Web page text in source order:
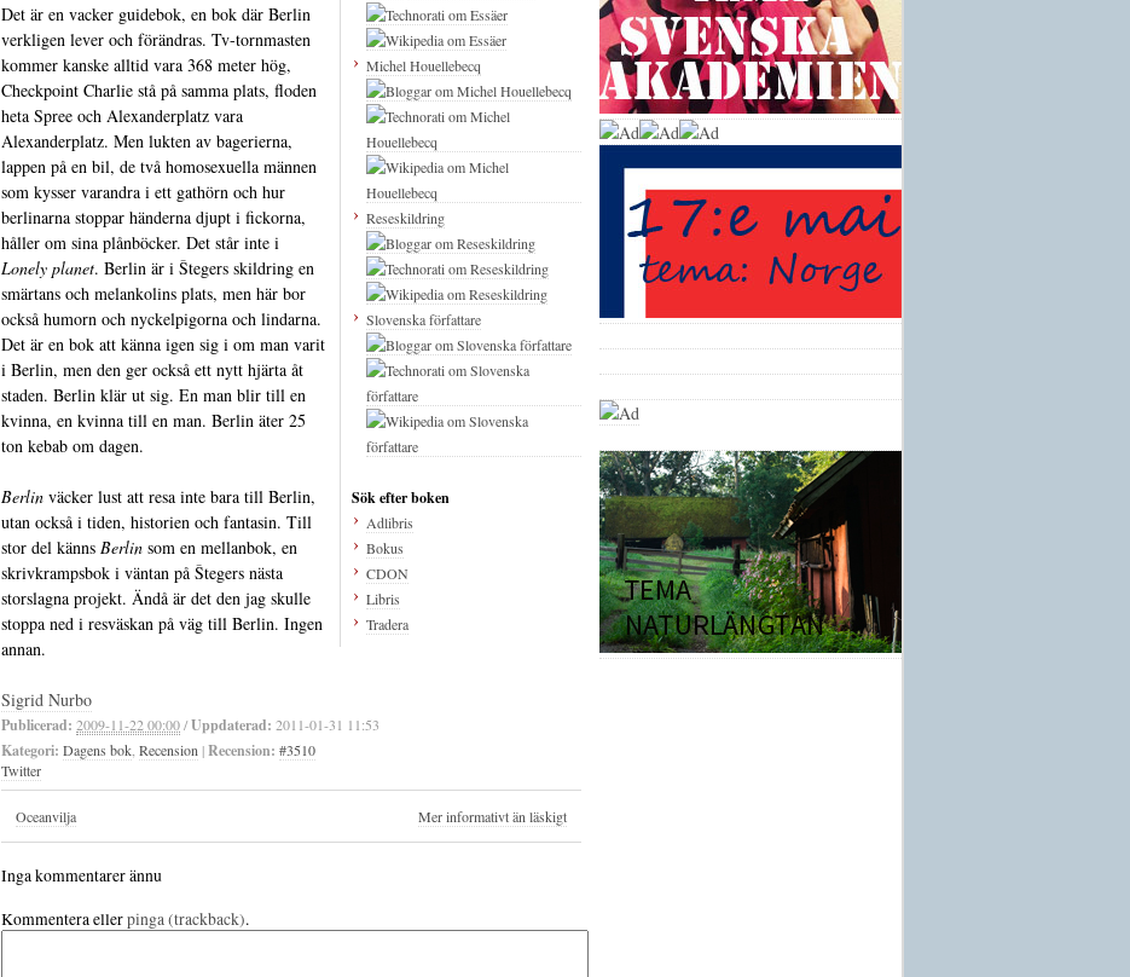
Michel Houellebecq
Reseskildring
Slovenska författare
Sök efter boken
Adlibris
Bokus
CDON
Libris
Tradera
Det är en vacker guidebok, en bok där Berlin
verkligen lever och förändras. Tv-tornmasten
kommer kanske alltid vara 368 meter hög,
Checkpoint Charlie stå på samma plats, floden
heta Spree och Alexanderplatz vara
Alexanderplatz. Men lukten av bagerierna,
lappen på en bil, de två homosexuella männen
som kysser varandra i ett gathörn och hur
berlinarna stoppar händerna djupt i fickorna,
håller om sina plånböcker. Det står inte i
Lonely planet. Berlin är i Štegers skildring en
smärtans och melankolins plats, men här bor
också humorn och nyckelpigorna och lindarna.
Det är en bok att känna igen sig i om man varit
i Berlin, men den ger också ett nytt hjärta åt
staden. Berlin klär ut sig. En man blir till en
kvinna, en kvinna till en man. Berlin äter 25
ton kebab om dagen.
Berlin väcker lust att resa inte bara till Berlin,
utan också i tiden, historien och fantasin. Till
stor del känns Berlin som en mellanbok, en
skrivkrampsbok i väntan på Štegers nästa
storslagna projekt. Ändå är det den jag skulle
stoppa ned i resväskan på väg till Berlin. Ingen
annan.
Sigrid Nurbo
Publicerad: 2009-11-22 00:00/Uppdaterad: 2011-01-31 11:53
Kategori: Dagens bok Recension |Recension: #3510
Twitter
Oceanvilja Mer informativt än läskigt
Inga kommentarer ännu
Kommentera ellerpinga (trackback).